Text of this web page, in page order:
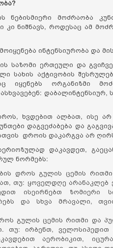
ნებისმიერი მოძრაობა
კი ნიშნავს, როდესაც ამ
ინტენსიურობა და
საზომი ერთეული და
სახის აქტივობის
იყენებს ორგანიზმი
დაბალინტენსიურ,
ხვდებით ალბათ, ისე
დაგვეძაბება და
დროის დაკარგვა არ
დაკავდეთ,
ნორმებს:
დროს გულის ცემის
თუ: ყოველდღე
ისეირნებთ ზომიერი
და სხვა მრავალი,
გულის ცემის რითმი და
თუ: ირბენთ, ველოსიპედით
აერობიკით,